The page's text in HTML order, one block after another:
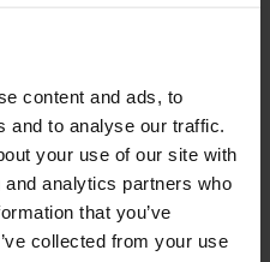
content and ads, to
and to analyse our traffic.
your use of our site with
analytics partners who
that you’ve
collected from your use
sklepu
nam tak dobrej
jest satysfakcja
nasze
i mamy
zobaczenia!
zweryfikowano